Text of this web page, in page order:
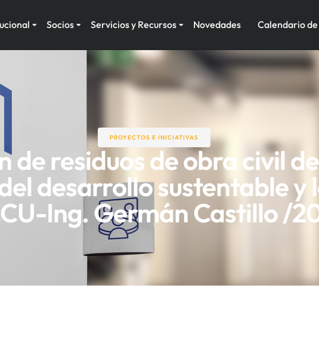
Socios Servicios y Recursos Novedades Calendario
PROYECTOS E INICIATIVAS
de residuos de obra civil
desarrollo sustentable y
Ing. Germán Castillo /